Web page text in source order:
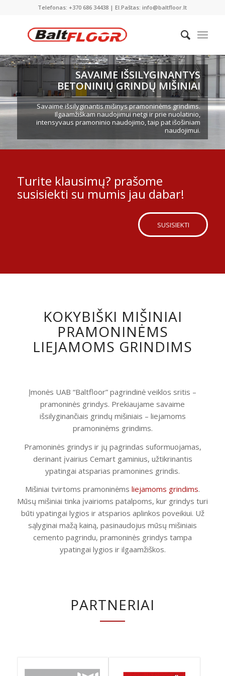
Telefonas: +370 686 34438 | El.Paštas: info@baltfloor.lt
SAVAIME IŠSILYGINANTYS
BETONINIŲ GRINDŲ MIŠINIAI
Savaime išsilyginantis mišinys pramoninėms grindims.
Ilgaamžiškam naudojimui netgi ir prie nuolatinio,
intensyvaus pramoninio naudojimo, taip pat išošiniam
naudojimui.
Turite klausimų? prašome
susisiekti su mumis jau dabar!
SUSISIEKTI
KOKYBIŠKI MIŠINIAI
PRAMONINĖMS
LIEJAMOMS GRINDIMS
Įmonės UAB “Baltfloor” pagrindinė veiklos sritis –
pramoninės grindys. Prekiaujame savaime
išsilyginančiais grindų mišiniais – liejamoms
pramoninėms grindims.
Pramoninės grindys ir jų pagrindas suformuojamas,
derinant įvairius Cemart gaminius, užtikrinantis
ypatingai atsparias pramonines grindis.
Mišiniai tvirtoms pramoninėms liejamoms grindims.
Mūsų mišiniai tinka įvairioms patalpoms, kur grindys turi
būti ypatingai lygios ir atsparios aplinkos poveikiui. Už
sąlyginai mažą kainą, pasinaudojus mūsų mišiniais
cemento pagrindu, pramoninės grindys tampa
ypatingai lygios ir ilgaamžiškos.
PARTNERIAI